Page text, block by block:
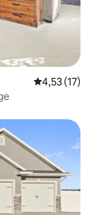
Priemerné
4,53 (17)